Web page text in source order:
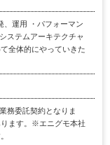
、運用 ・パフォーマン
ステムアーキテクチャ
全体的にやっていきた
務委託契約となりま
ます。※エニグモ本社